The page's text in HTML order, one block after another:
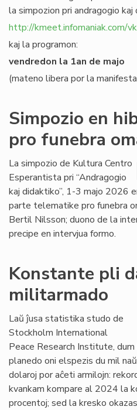
la simpozion pri andragogio kaj
http://kmeet.infomaniak.com/
kaj la programon:
vendredon la 1an de majo
(mateno libera por la
Simpozio en
pro funebra
La simpozio de Kultura Centro
Esperantista pri “Andragogio
kaj didaktiko”, 1-3 majo 2026
parte telematike pro funebra
Bertil Nilsson; duono de la
precipe en intervjua formo.
Konstante pli
militarmado
Laŭ ĵusa statistika studo de
Stockholm International
Peace Research Institute,
planedo oni elspezis du mil
dolaroj por aĉeti armilojn:
kvankam kompare al 2024 la
procentoj; sed la kresko